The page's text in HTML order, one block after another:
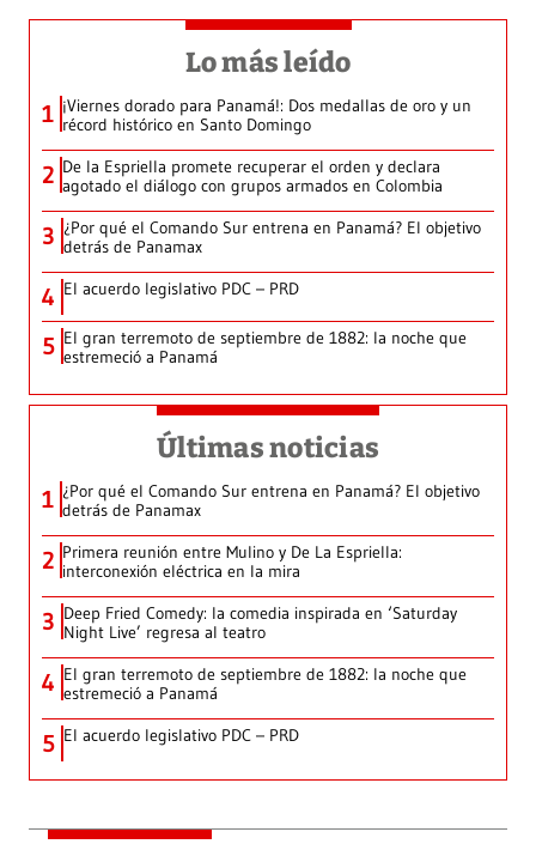
Lo más leído
1 ¡Viernes dorado para Panamá!: Dos medallas de oro y un
récord histórico en Santo Domingo
2 De la Espriella promete recuperar el orden y declara
agotado el diálogo con grupos armados en Colombia
3 ¿Por qué el Comando Sur entrena en Panamá? El objetivo
detrás de Panamax
4 El acuerdo legislativo PDC – PRD
5 El gran terremoto de septiembre de 1882: la noche que
estremeció a Panamá
Últimas noticias
1 ¿Por qué el Comando Sur entrena en Panamá? El objetivo
detrás de Panamax
2 Primera reunión entre Mulino y De La Espriella:
interconexión eléctrica en la mira
3 Deep Fried Comedy: la comedia inspirada en ‘Saturday
Night Live’ regresa al teatro
4 El gran terremoto de septiembre de 1882: la noche que
estremeció a Panamá
5 El acuerdo legislativo PDC – PRD